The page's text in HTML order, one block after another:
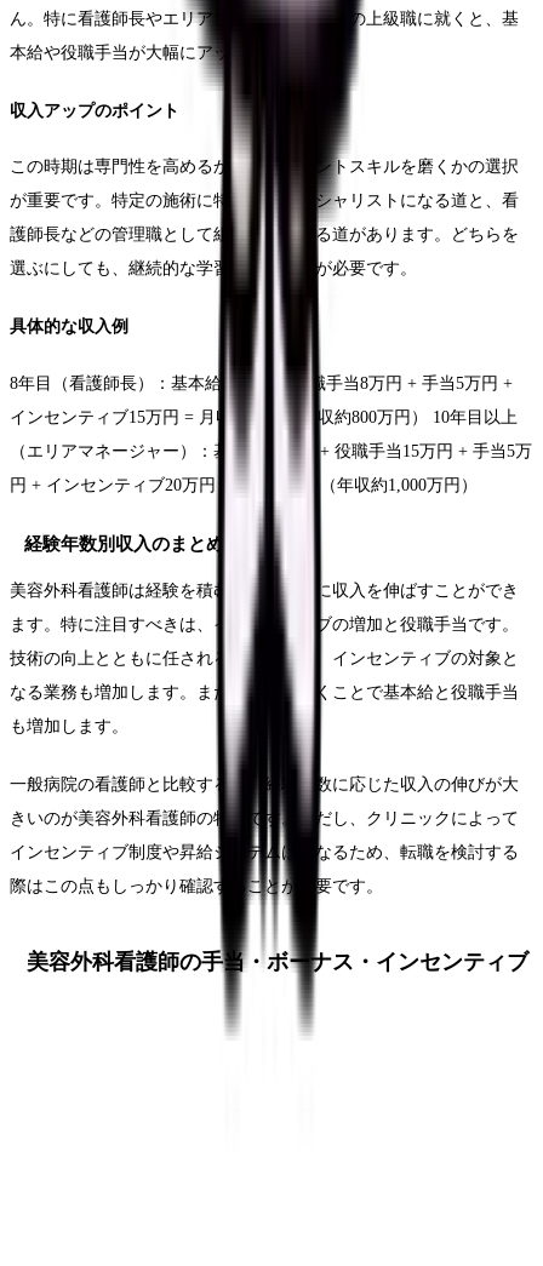
ん。特に看護師長やエリアマネージャーなどの上級職に就くと、基
本給や役職手当が大幅にアップします。
収入アップのポイント
この時期は専門性を高めるか、マネジメントスキルを磨くかの選択
が重要です。特定の施術に特化したスペシャリストになる道と、看
護師長などの管理職として組織をまとめる道があります。どちらを
選ぶにしても、継続的な学習と自己研鑽が必要です。
具体的な収入例
8年目（看護師長）：基本給35万円 + 役職手当8万円 + 手当5万円 +
インセンティブ15万円 = 月収63万円（年収約800万円） 10年目以上
（エリアマネージャー）：基本給40万円 + 役職手当15万円 + 手当5万
円 + インセンティブ20万円 = 月収80万円（年収約1,000万円）
経験年数別収入のまとめ
美容外科看護師は経験を積むことで着実に収入を伸ばすことができ
ます。特に注目すべきは、インセンティブの増加と役職手当です。
技術の向上とともに任される業務が増え、インセンティブの対象と
なる業務も増加します。また、役職に就くことで基本給と役職手当
も増加します。
一般病院の看護師と比較すると、経験年数に応じた収入の伸びが大
きいのが美容外科看護師の特徴です。ただし、クリニックによって
インセンティブ制度や昇給システムは異なるため、転職を検討する
際はこの点もしっかり確認することが重要です。
美容外科看護師の手当・ボーナス・インセンティブ